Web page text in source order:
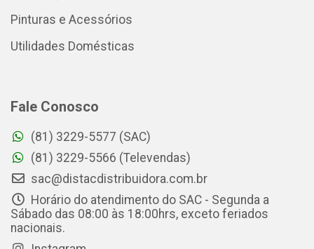
Pinturas e Acessórios
Utilidades Domésticas
Fale Conosco
(81) 3229-5577 (SAC)
(81) 3229-5566 (Televendas)
sac@distacdistribuidora.com.br
Horário do atendimento do SAC - Segunda a
Sábado das 08:00 às 18:00hrs, exceto feriados
nacionais.